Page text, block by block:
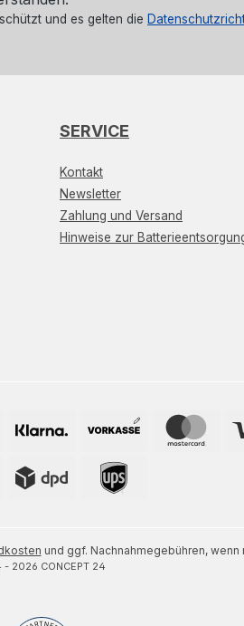
und es gelten die
SERVICE
Kontakt
Newsletter
Zahlung und Versand
Hinweise zur
und ggf. Nachnahmegebühren,
- 2026 CONCEPT 24